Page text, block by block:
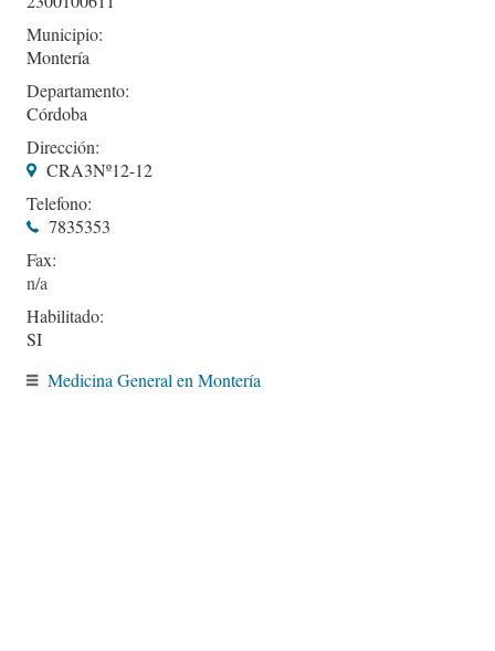
Municipio:
Montería
Departamento:
Córdoba
Dirección:
CRA3Nº12-12
Telefono:
7835353
Fax:
Habilitado:
SI
Medicina General en Montería